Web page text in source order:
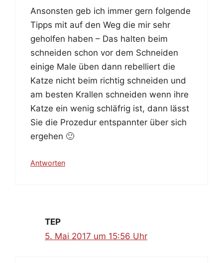
Ansonsten geb ich immer gern folgende
Tipps mit auf den Weg die mir sehr
geholfen haben – Das halten beim
schneiden schon vor dem Schneiden
einige Male üben dann rebelliert die
Katze nicht beim richtig schneiden und
am besten Krallen schneiden wenn ihre
Katze ein wenig schläfrig ist, dann lässt
Sie die Prozedur entspannter über sich
ergehen 🙂
Antworten
TEP
5. Mai 2017 um 15:56 Uhr